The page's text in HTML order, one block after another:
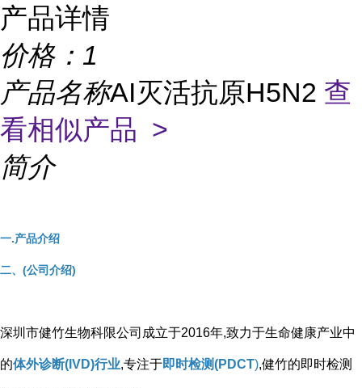
产品详情
价格： 1
产品名称AI灭活抗原H5N2 查
看相似产品 >
简介
一.产品介绍
二、(公司介绍)
深圳市健竹生物科限公司成立于2016年,致力于生命健康产业中
的体外诊断(IVD)行业,专注于即时检测(PDCT),健竹的即时检测